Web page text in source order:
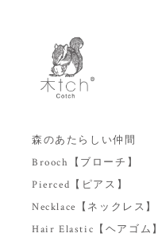
森のあたらしい仲間
Brooch【ブローチ】
Pierced【ピアス】
Necklace【ネックレス】
Hair Elastic【ヘアゴム】